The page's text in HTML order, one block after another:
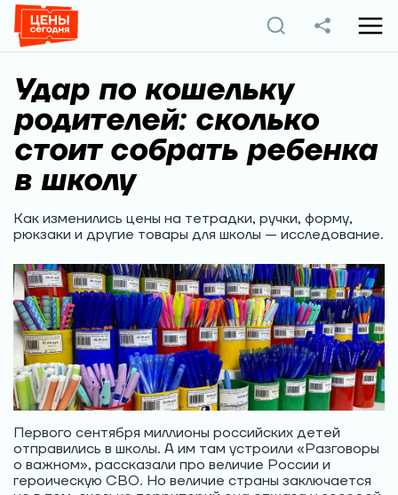
Удар по кошельку
родителей: сколько
стоит собрать ребенка
в школу
Как изменились цены на тетрадки, ручки, форму,
рюкзаки и другие товары для школы — исследование.
Первого сентября миллионы российских детей
отправились в школы. А им там устроили «Разговоры
о важном», рассказали про величие России и
героическую СВО. Но величие страны заключается